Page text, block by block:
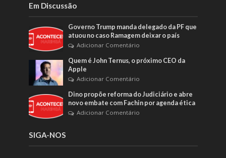
Em Discussão
Governo Trump manda delegado da PF que
atuou no caso Ramagem deixar o país
Adicionar Comentário
Quem é John Ternus, o próximo CEO da
Apple
Adicionar Comentário
Dino propõe reforma do Judiciário e abre
novo embate com Fachin por agenda ética
Adicionar Comentário
SIGA-NOS